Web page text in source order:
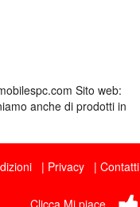
Sito web:
anche di prodotti in
Privacy Contatti